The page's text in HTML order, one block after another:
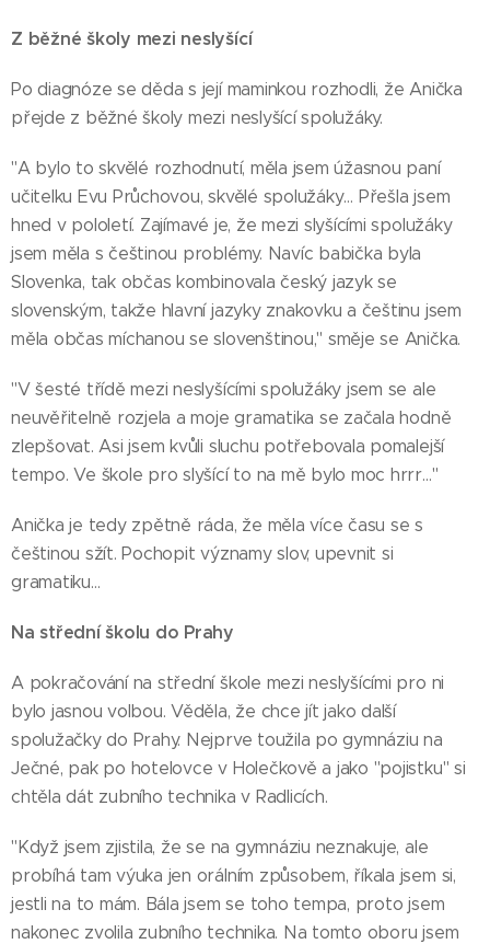
Z běžné školy mezi neslyšící
Po diagnóze se děda s její maminkou rozhodli, že Anička
přejde z běžné školy mezi neslyšící spolužáky.
"A bylo to skvělé rozhodnutí, měla jsem úžasnou paní
učitelku Evu Průchovou, skvělé spolužáky… Přešla jsem
hned v pololetí. Zajímavé je, že mezi slyšícími spolužáky
jsem měla s češtinou problémy. Navíc babička byla
Slovenka, tak občas kombinovala český jazyk se
slovenským, takže hlavní jazyky znakovku a češtinu jsem
měla občas míchanou se slovenštinou," směje se Anička.
"V šesté třídě mezi neslyšícími spolužáky jsem se ale
neuvěřitelně rozjela a moje gramatika se začala hodně
zlepšovat. Asi jsem kvůli sluchu potřebovala pomalejší
tempo. Ve škole pro slyšící to na mě bylo moc hrrr…"
Anička je tedy zpětně ráda, že měla více času se s
češtinou sžít. Pochopit významy slov, upevnit si
gramatiku…
Na střední školu do Prahy
A pokračování na střední škole mezi neslyšícími pro ni
bylo jasnou volbou. Věděla, že chce jít jako další
spolužačky do Prahy. Nejprve toužila po gymnáziu na
Ječné, pak po hotelovce v Holečkově a jako "pojistku" si
chtěla dát zubního technika v Radlicích.
"Když jsem zjistila, že se na gymnáziu neznakuje, ale
probíhá tam výuka jen orálním způsobem, říkala jsem si,
jestli na to mám. Bála jsem se toho tempa, proto jsem
nakonec zvolila zubního technika. Na tomto oboru jsem